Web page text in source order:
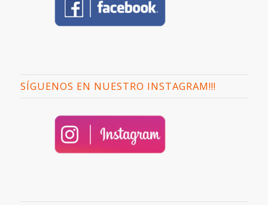
SÍGUENOS EN NUESTRO INSTAGRAM!!!